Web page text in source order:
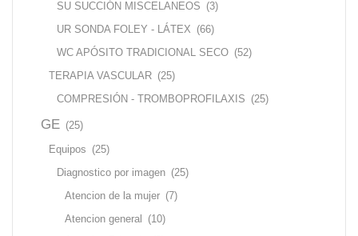
SU SUCCIÓN MISCELANEOS (3)
UR SONDA FOLEY - LÁTEX (66)
WC APÓSITO TRADICIONAL SECO (52)
TERAPIA VASCULAR (25)
COMPRESIÓN - TROMBOPROFILAXIS (25)
GE (25)
Equipos (25)
Diagnostico por imagen (25)
Atencion de la mujer (7)
Atencion general (10)